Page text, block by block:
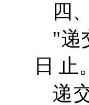
四
"递
日 止。
递